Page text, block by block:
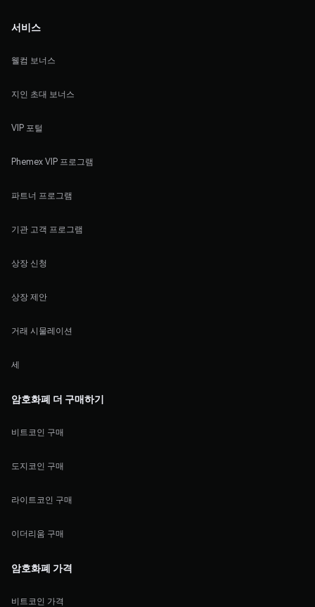
서비스
웰컴 보너스
지인 초대 보너스
VIP 포털
Phemex VIP 프로그램
파트너 프로그램
기관 고객 프로그램
상장 신청
상장 제안
거래 시물레이션
세
암호화폐 더 구매하기
비트코인 구매
도지코인 구매
라이트코인 구매
이더리움 구매
암호화폐 가격
비트코인 가격